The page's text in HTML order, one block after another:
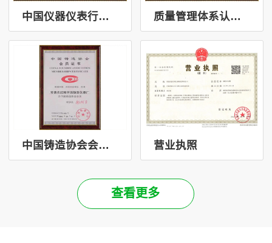
查看更多
中国仪器仪表行业协会分会会员 质量管理体系认证证书
中国铸造协会会员证书 营业执照
查看更多